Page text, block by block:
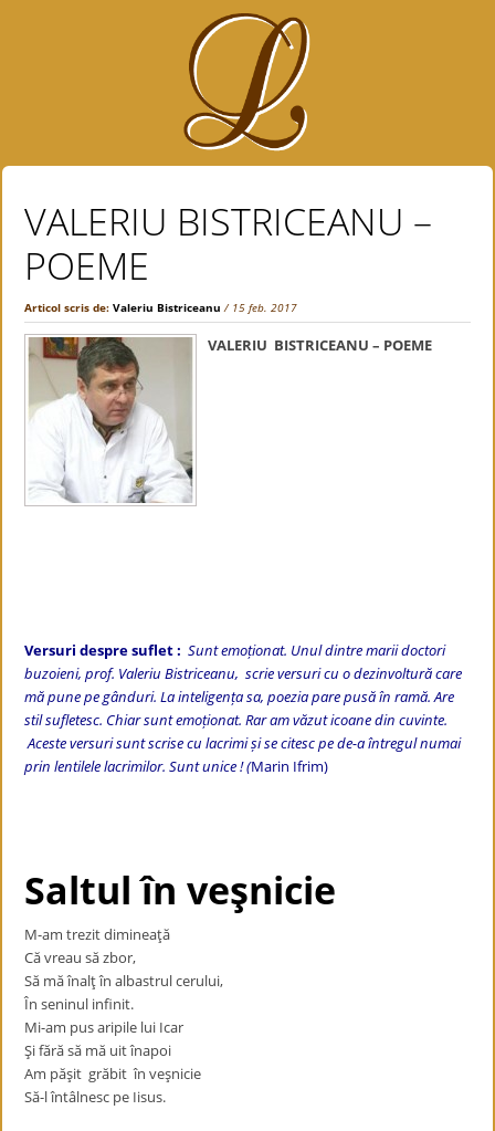
VALERIU BISTRICEANU –
POEME
Articol scris de:Valeriu Bistriceanu / 15 feb. 2017
VALERIU BISTRICEANU – POEME
Versuri despre suflet :Sunt emoționat. Unul dintre marii doctori
buzoieni, prof. Valeriu Bistriceanu, scrie versuri cu o dezinvoltură care
mă pune pe gânduri. La inteligența sa, poezia pare pusă în ramă. Are
stil sufletesc. Chiar sunt emoționat. Rar am văzut icoane din cuvinte.
Aceste versuri sunt scrise cu lacrimi și se citesc pe de-a întregul numai
prin lentilele lacrimilor. Sunt unice ! (Marin Ifrim)
Saltul în veşnicie
M-am trezit dimineaţă
Că vreau să zbor,
Să mă înalţ în albastrul cerului,
În seninul infinit.
Mi-am pus aripile lui Icar
Şi fără să mă uit înapoi
Am păşit grăbit în veşnicie
Să-l întâlnesc pe Iisus.